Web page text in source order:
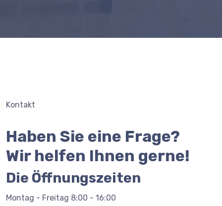
Kontakt
Haben Sie eine Frage?
Wir helfen Ihnen gerne!
Die Öffnungszeiten
Montag - Freitag 8:00 - 16:00